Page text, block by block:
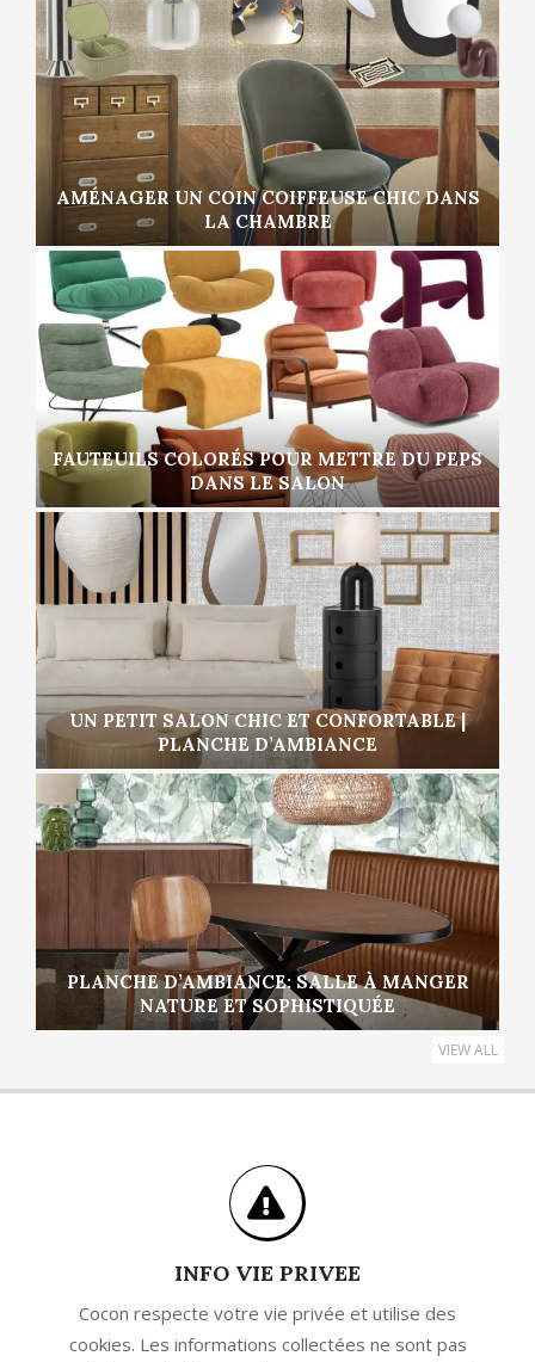
AMÉNAGER UN COIN COIFFEUSE CHIC DANS
LA CHAMBRE
FAUTEUILS COLORÉS POUR METTRE DU PEPS
DANS LE SALON
UN PETIT SALON CHIC ET CONFORTABLE |
PLANCHE D’AMBIANCE
PLANCHE D’AMBIANCE: SALLE À MANGER
NATURE ET SOPHISTIQUÉE
VIEW ALL
INFO VIE PRIVEE
Cocon respecte votre vie privée et utilise des
cookies. Les informations collectées ne sont pas